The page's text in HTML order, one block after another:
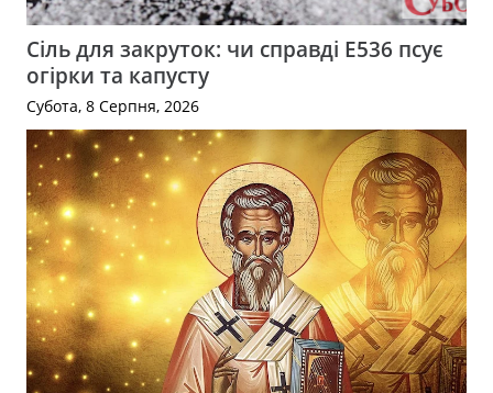
Сіль для закруток: чи справді Е536 псує
огірки та капусту
Субота, 8 Серпня, 2026